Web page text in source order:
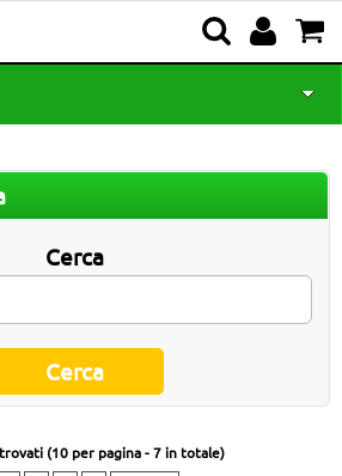
Cerca
(10 per pagina - 7 in totale)